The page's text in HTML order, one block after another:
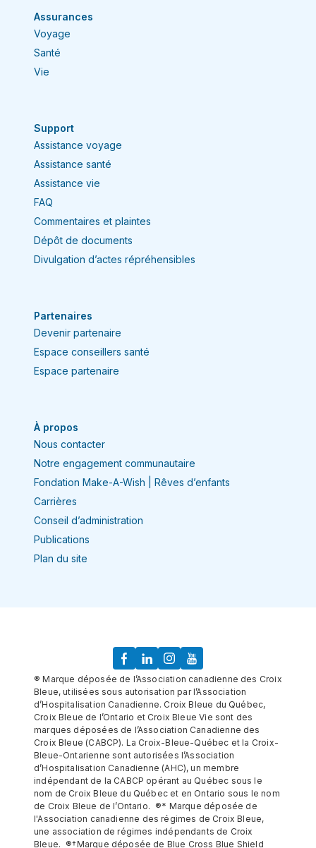
Assurances
Voyage
Santé
Vie
Support
Assistance voyage
Assistance santé
Assistance vie
FAQ
Commentaires et plaintes
Dépôt de documents
Divulgation d’actes répréhensibles
Partenaires
Devenir partenaire
Espace conseillers santé
Espace partenaire
À propos
Nous contacter
Notre engagement communautaire
Fondation Make-A-Wish | Rêves d’enfants
Carrières
Conseil d’administration
Publications
Plan du site
® Marque déposée de l’Association canadienne des Croix
Bleue, utilisées sous autorisation par l’Association
d’Hospitalisation Canadienne. Croix Bleue du Québec,
Croix Bleue de l’Ontario et Croix Bleue Vie sont des
marques déposées de l’Association Canadienne des
Croix Bleue (CABCP). La Croix-Bleue-Québec et la Croix-
Bleue-Ontarienne sont autorisées l’Association
d’Hospitalisation Canadienne (AHC), un membre
indépendant de la CABCP opérant au Québec sous le
nom de Croix Bleue du Québec et en Ontario sous le nom
de Croix Bleue de l’Ontario. ®* Marque déposée de
l'Association canadienne des régimes de Croix Bleue,
une association de régimes indépendants de Croix
Bleue. ®†Marque déposée de Blue Cross Blue Shield